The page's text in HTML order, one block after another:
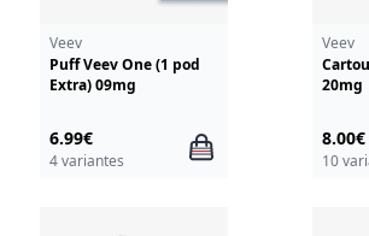
Veev
Puff Veev One (1 pod
Extra) 09mg
6.99€
4 variantes
Veev
20mg
8.00€
10